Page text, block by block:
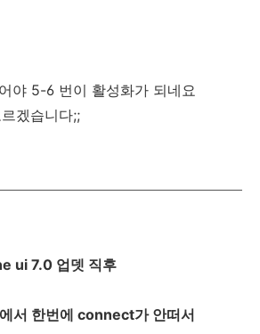
야 5-6 번이 활성화가 되네요
겠습니다;;
ui 7.0 업뎃 직후
서 한번에 connect가 안떠서